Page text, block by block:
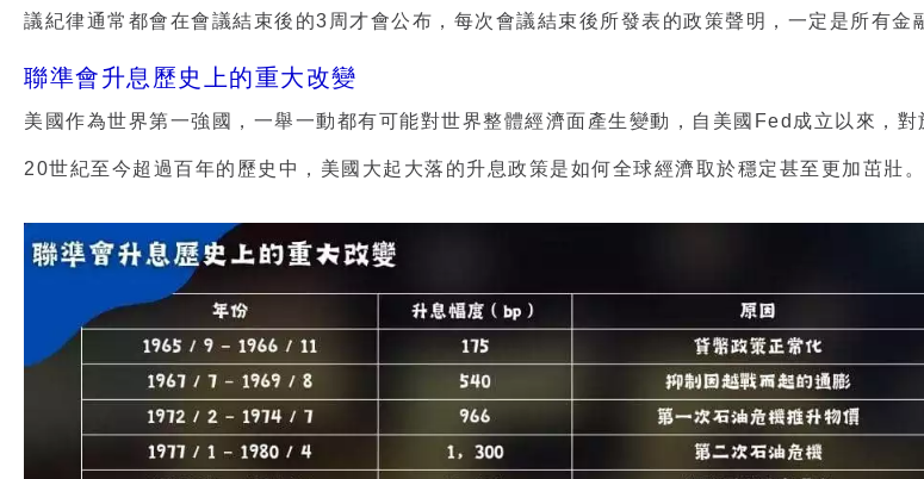
議紀律通常都會在會議結束後的3周才會公布，每次會議結束後所發表的政策聲明，一定是所有金
聯準會升息歷史上的重大改變
美國作為世界第一強國，一舉一動都有可能對世界整體經濟面產生變動，自美國Fed成立以來，
20世紀至今超過百年的歷史中，美國大起大落的升息政策是如何全球經濟取於穩定甚至更加茁壯。